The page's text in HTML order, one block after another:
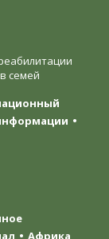
семей
Африка